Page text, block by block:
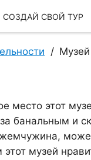
СОЗДАЙ СВОЙ ТУР
место этот
банальным и
музей